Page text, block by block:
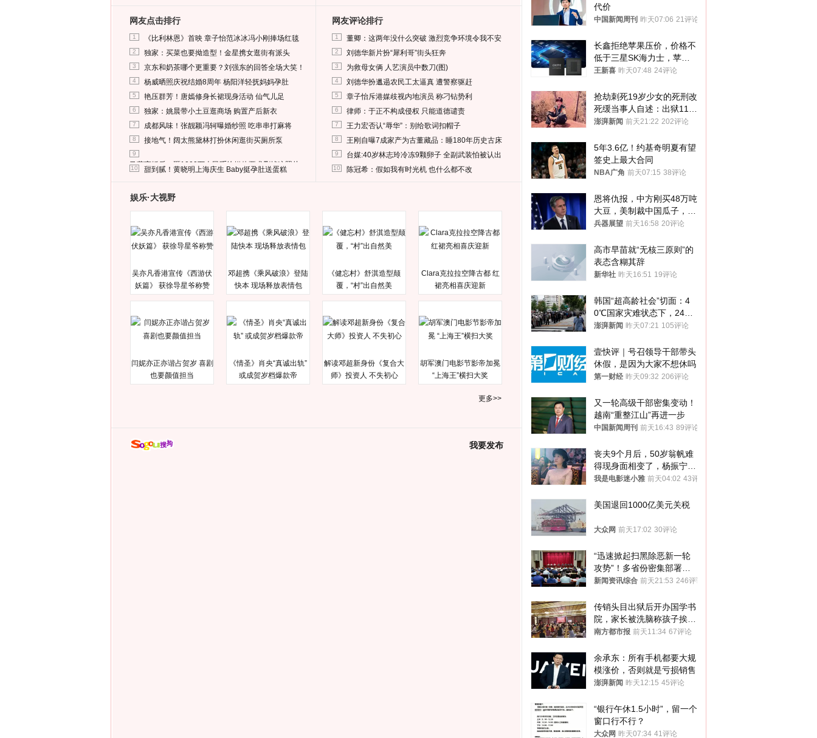
网友点击排行
1 《比利林恩》首映 章子怡范冰冰冯小刚捧场红毯
2 独家：买菜也要拗造型！金星携女逛街有派头
3 京东和奶茶哪个更重要？刘强东的回答全场大笑！
4 杨威晒照庆祝结婚8周年 杨阳洋轻抚妈妈孕肚
5 艳压群芳！唐嫣修身长裙现身活动 仙气儿足
6 独家：姚晨带小土豆逛商场 购置产后新衣
7 成都风味！张靓颖冯轲曝婚纱照 吃串串打麻将
8 接地气！阔太熊黛林打扮休闲逛街买厕所泵
9
马蓉离婚后，砸1000万人民币给媒体要求删掉这照片
10 甜到腻！黄晓明上海庆生 Baby挺孕肚送蛋糕
网友评论排行
1 董卿：这两年没什么突破 激烈竞争环境令我不安
2 刘德华新片扮“犀利哥”街头狂奔
3 为救母女俩 人艺演员中数刀(图)
4 刘德华扮邋遢农民工太逼真 遭警察驱赶
5 章子怡斥港媒歧视内地演员 称刁钻势利
6 律师：于正不构成侵权 只能道德谴责
7 王力宏否认“辱华”：别给歌词扣帽子
8 王刚自曝7成家产为古董藏品：睡180年历史古床
9 台媒:40岁林志玲冷冻9颗卵子 全副武装怕被认出
10 陈冠希：假如我有时光机 也什么都不改
娱乐·大视野
吴亦凡香港宣传《西游伏
妖篇》 获徐导星爷称赞
邓超携《乘风破浪》登陆
快本 现场释放表情包
《健忘村》舒淇造型颠
覆，“村”出自然美
Clara克拉拉空降古都 红
裙亮相喜庆迎新
闫妮亦正亦谐占贺岁 喜剧
也要颜值担当
《情圣》肖央“真诚出轨”
或成贺岁档爆款帝
解读邓超新身份《复合大
师》投资人 不失初心
胡军澳门电影节影帝加冕
“上海王”横扫大奖
更多>>
我要发布
代价
中国新闻周刊 昨天07:06 21评论
长鑫拒绝苹果压价，价格不
低于三星SK海力士，苹果
失去了议价权
王新喜 昨天07:48 24评论
抢劫刺死19岁少女的死刑改
死缓当事人自述：出狱11年
间始终刻意躲避被害人家属
澎湃新闻 前天21:22 202评论
5年3.6亿！约基奇明夏有望
签史上最大合同
NBA广角 前天07:15 38评论
恩将仇报，中方刚买48万吨
大豆，美制裁中国瓜子，布
林肯措辞变了
兵器展望 前天16:58 20评论
高市早苗就“无核三原则”的
表态含糊其辞
新华社 昨天16:51 19评论
韩国“超高龄社会”切面：4
0℃国家灾难状态下，2400
名首尔老人还在巷子里收废
澎湃新闻 昨天07:21 105评论
壹快评｜号召领导干部带头
休假，是因为大家不想休吗
第一财经 昨天09:32 206评论
又一轮高级干部密集变动！
越南“重整江山”再进一步
中国新闻周刊 前天16:43 89评论
丧夫9个月后，50岁翁帆难
得现身面相变了，杨振宁终
于可以放心了
我是电影迷小雅 前天04:02 43评论
美国退回1000亿美元关税
大众网 前天17:02 30评论
“迅速掀起扫黑除恶新一轮
攻势”！多省份密集部署，
公布举报方式
新闻资讯综合 前天21:53 246评论
传销头目出狱后开办国学书
院，家长被洗脑称孩子挨打
才有效果
南方都市报 前天11:34 67评论
余承东：所有手机都要大规
模涨价，否则就是亏损销售
澎湃新闻 昨天12:15 45评论
“银行午休1.5小时”，留一个
窗口行不行？
大众网 昨天07:34 41评论